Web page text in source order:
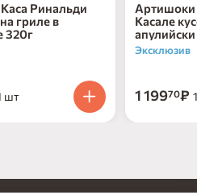
Ринальди
гриле в
320г
шт
Артишоки
Касале
Эксклюзив
1 19970₽